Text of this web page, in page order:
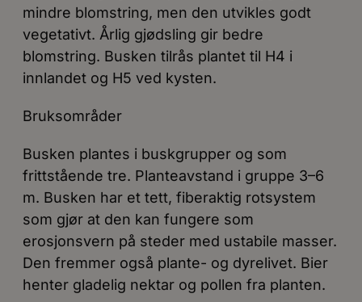
mindre blomstring, men den utvikles godt
vegetativt. Årlig gjødsling gir bedre
blomstring. Busken tilrås plantet til H4 i
innlandet og H5 ved kysten.
Bruksområder
Busken plantes i buskgrupper og som
frittstående tre. Planteavstand i gruppe 3–6
m. Busken har et tett, fiberaktig rotsystem
som gjør at den kan fungere som
erosjonsvern på steder med ustabile masser.
Den fremmer også plante- og dyrelivet. Bier
henter gladelig nektar og pollen fra planten.